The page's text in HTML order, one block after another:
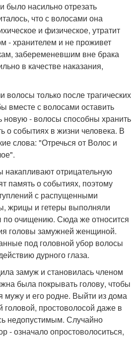
было насильно отрезать
что с волосами она
и физическое, утратит
- хранителем и не проживет
забеременевшим вне брака
в качестве наказания,
волосы только после трагических
вместе с волосами оставить
новую - волосы способны хранить
о событиях в жизни человека. В
слова: "Отречься от Волос и
накапливают отрицательную
память о событиях, поэтому
с распущенными
жрицы и гетеры выполняли
по очищению. Сюда же относится
головы замужней женщиной.
под головной убор волосы
дурного глаза.
замуж и становилась членом
была покрывать голову, чтобы
мужу и его родне. Выйти из дома
головой, простоволосой даже в
недопустимым. Случайно
- означало опростоволоситься,